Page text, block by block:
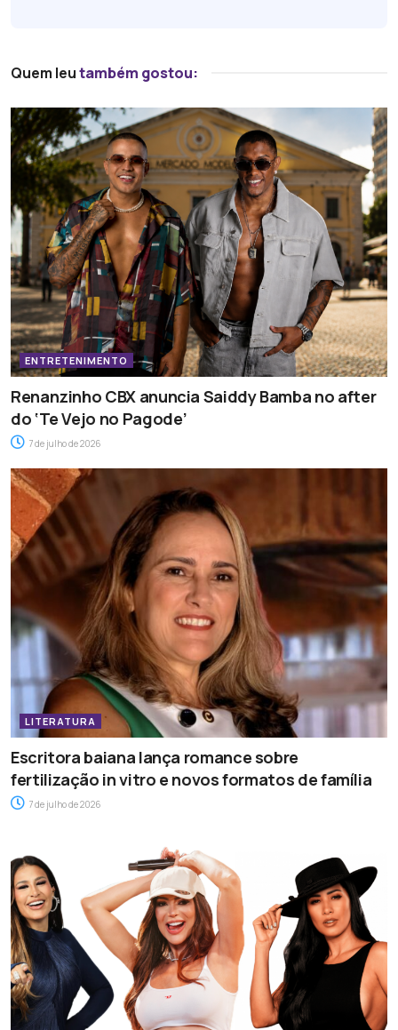
Quem leutambém gostou:
ENTRETENIMENTO
Renanzinho CBX anuncia Saiddy Bamba no after
do ‘Te Vejo no Pagode’
7 de julho de 2026
LITERATURA
Escritora baiana lança romance sobre
fertilização in vitro e novos formatos de família
7 de julho de 2026